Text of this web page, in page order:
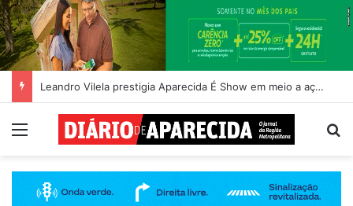
Leandro Vilela prestigia Aparecida É Show em meio a ações de incentivo à cultura
Menu